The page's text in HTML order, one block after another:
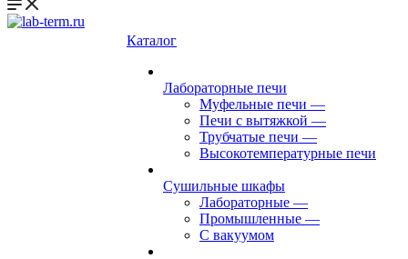
Каталог
Лабораторные печи
Муфельные печи —
Печи с вытяжкой —
Трубчатые печи —
Высокотемпературные печи
Сушильные шкафы
Лабораторные —
Промышленные —
С вакуумом